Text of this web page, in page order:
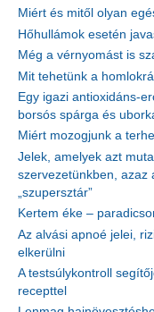
Miért és mitől olyan
Hőhullámok esetén
Még a vérnyomást is
Mit tehetünk a
Egy igazi antioxidáns-
borsós spárga és
Miért mozogjunk a
Jelek, amelyek azt
szervezetünkben, azaz
„szupersztár”
Kertem éke –
Az alvási apnoé jelei,
elkerülni
A testsúlykontroll
recepttel